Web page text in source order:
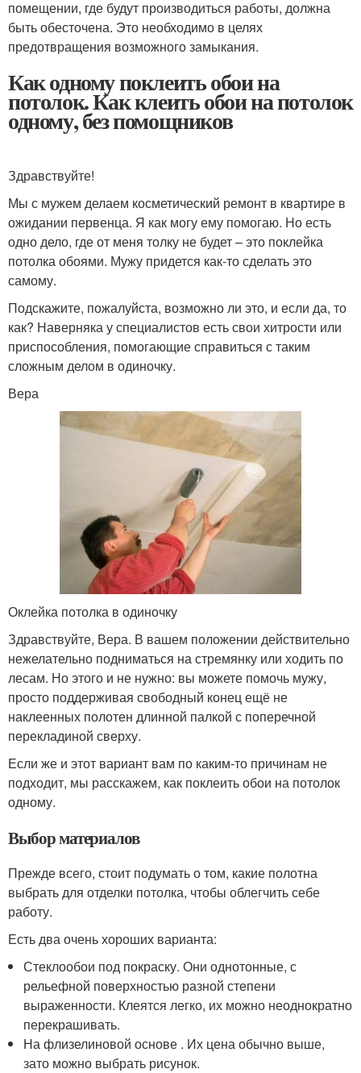
помещении, где будут производиться работы, должна
быть обесточена. Это необходимо в целях
предотвращения возможного замыкания.
Как одному поклеить обои на
потолок. Как клеить обои на потолок
одному, без помощников
Здравствуйте!
Мы с мужем делаем косметический ремонт в квартире в
ожидании первенца. Я как могу ему помогаю. Но есть
одно дело, где от меня толку не будет – это поклейка
потолка обоями. Мужу придется как-то сделать это
самому.
Подскажите, пожалуйста, возможно ли это, и если да, то
как? Наверняка у специалистов есть свои хитрости или
приспособления, помогающие справиться с таким
сложным делом в одиночку.
Вера
Оклейка потолка в одиночку
Здравствуйте, Вера. В вашем положении действительно
нежелательно подниматься на стремянку или ходить по
лесам. Но этого и не нужно: вы можете помочь мужу,
просто поддерживая свободный конец ещё не
наклеенных полотен длинной палкой с поперечной
перекладиной сверху.
Если же и этот вариант вам по каким-то причинам не
подходит, мы расскажем, как поклеить обои на потолок
одному.
Выбор материалов
Прежде всего, стоит подумать о том, какие полотна
выбрать для отделки потолка, чтобы облегчить себе
работу.
Есть два очень хороших варианта:
Стеклообои под покраску. Они однотонные, с
рельефной поверхностью разной степени
выраженности. Клеятся легко, их можно неоднократно
перекрашивать.
На флизелиновой основе . Их цена обычно выше,
зато можно выбрать рисунок.